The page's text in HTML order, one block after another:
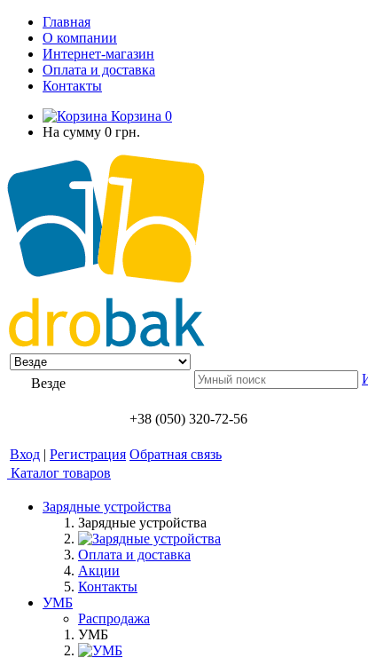
Главная
О компании
Интернет-магазин
Оплата и доставка
Контакты
Корзина 0
На сумму 0 грн.
Везде
+38 (050) 320-72-56
Вход | Регистрация Обратная связь
Каталог товаров
Зарядные устройства
Зарядные устройства
Оплата и доставка
Акции
Контакты
УМБ
Распродажа
УМБ